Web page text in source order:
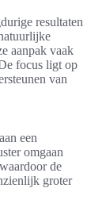
resultaten
aanpak vaak
focus ligt op
van
een
omgaan
de
groter